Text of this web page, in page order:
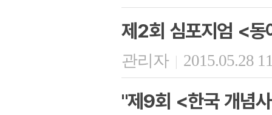
제2회 심포지엄 <동
관리자 | 2015.05.28
"제9회 <한국 개념